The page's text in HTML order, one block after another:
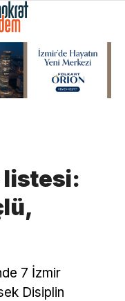
listesi:
7 İzmir
Disiplin